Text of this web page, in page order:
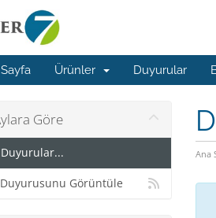
Ürünler Duyurular
Ana
Göre
Duyurular...
Duyurusunu Görüntüle